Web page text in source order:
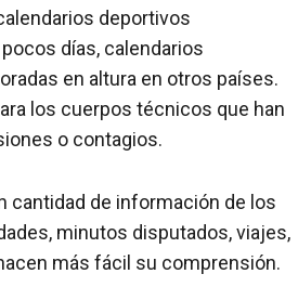
deportivos
días, calendarios
en altura en otros países.
los cuerpos técnicos que han
o contagios.
cantidad de información de los
minutos disputados, viajes,
más fácil su comprensión.